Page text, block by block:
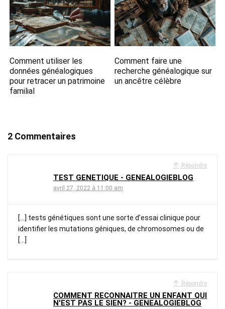
Comment utiliser les
données généalogiques
pour retracer un patrimoine
familial
Comment faire une
recherche généalogique sur
un ancêtre célèbre
2 Commentaires
Répondre
TEST GENETIQUE - GENEALOGIEBLOG
avril 27, 2022 à 11:00 am
[…] tests génétiques sont une sorte d’essai clinique pour
identifier les mutations géniques, de chromosomes ou de
[…]
Répondre
COMMENT RECONNAITRE UN ENFANT QUI
N'EST PAS LE SIEN? - GENEALOGIEBLOG